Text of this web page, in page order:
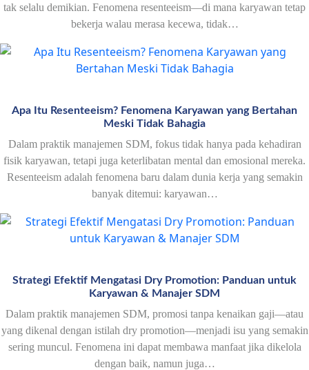
tak selalu demikian. Fenomena resenteeism—di mana karyawan tetap
bekerja walau merasa kecewa, tidak…
Apa Itu Resenteeism? Fenomena Karyawan yang Bertahan
Meski Tidak Bahagia
Dalam praktik manajemen SDM, fokus tidak hanya pada kehadiran
fisik karyawan, tetapi juga keterlibatan mental dan emosional mereka.
Resenteeism adalah fenomena baru dalam dunia kerja yang semakin
banyak ditemui: karyawan…
Strategi Efektif Mengatasi Dry Promotion: Panduan untuk
Karyawan & Manajer SDM
Dalam praktik manajemen SDM, promosi tanpa kenaikan gaji—atau
yang dikenal dengan istilah dry promotion—menjadi isu yang semakin
sering muncul. Fenomena ini dapat membawa manfaat jika dikelola
dengan baik, namun juga…